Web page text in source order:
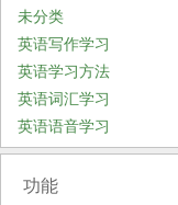
未分类
英语写作学习
英语学习方法
英语词汇学习
英语语音学习
功能